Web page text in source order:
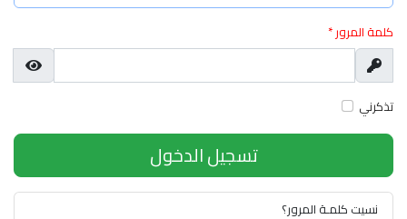
كلمة المرور*
إظهار عرض
تذكرني
تسجيل الدخول
نسيت كلمـة المرور؟